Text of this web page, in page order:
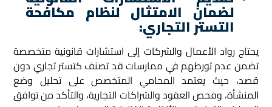
لضمان الامتثال لنظام مكافحة
التستر التجاري:
يحتاج رواد الأعمال والشركات إلى استشارات قانونية متخصصة
تضمن عدم تورطهم في ممارسات قد تصنف كتستر تجاري دون
قصد، حيث يعتمد المحامي المتخصص على تحليل وضع
المنشأة، وفحص العقود والشراكات التجارية، والتأكد من توافق